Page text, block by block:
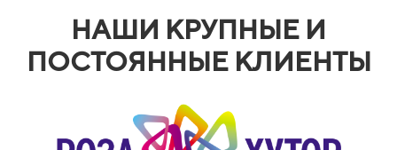
НАШИ КРУПНЫЕ И
ПОСТОЯННЫЕ КЛИЕНТЫ